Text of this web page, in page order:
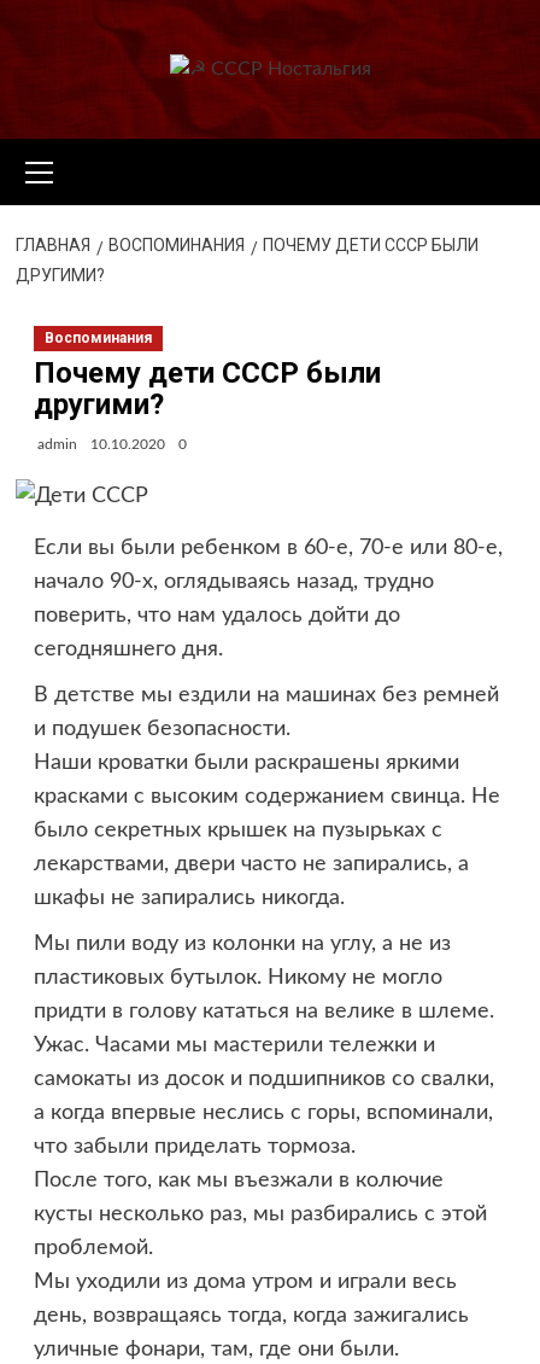
меню
ГЛАВНАЯ ВОСПОМИНАНИЯ
ПОЧЕМУ ДЕТИ СССР БЫЛИ
ДРУГИМИ?
Воспоминания
Почему дети СССР были
другими?
admin 10.10.2020 0
Если вы были ребенком в 60-е, 70-е или 80-е,
начало 90-х, оглядываясь назад, трудно
поверить, что нам удалось дойти до
сегодняшнего дня.
В детстве мы ездили на машинах без ремней
и подушек безопасности.
Наши кроватки были раскрашены яркими
красками с высоким содержанием свинца. Не
было секретных крышек на пузырьках с
лекарствами, двери часто не запирались, а
шкафы не запирались никогда.
Мы пили воду из колонки на углу, а не из
пластиковых бутылок. Никому не могло
придти в голову кататься на велике в шлеме.
Ужас. Часами мы мастерили тележки и
самокаты из досок и подшипников со свалки,
а когда впервые неслись с горы, вспоминали,
что забыли приделать тормоза.
После того, как мы въезжали в колючие
кусты несколько раз, мы разбирались с этой
проблемой.
Мы уходили из дома утром и играли весь
день, возвращаясь тогда, когда зажигались
уличные фонари, там, где они были.